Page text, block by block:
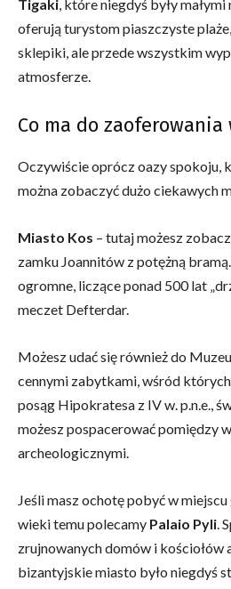
Tigaki , które niegdyś były
oferują turystom piaszczyste
sklepiki, ale przede wszystkim
atmosferze.
Co ma do zaoferowania
Oczywiście oprócz oazy spokoju,
można zobaczyć dużo ciekawych
Miasto Kos – tutaj możesz
zamku Joannitów z potężną
ogromne, liczące ponad 500 lat
meczet Defterdar.
Możesz udać się również do
cennymi zabytkami, wśród
posąg Hipokratesa z IV w. p.n.e.,
możesz pospacerować pomiędzy
archeologicznymi.
Jeśli masz ochotę pobyć w
wieki temu polecamy Palaio Pyli .
zrujnowanych domów i kościołów
bizantyjskie miasto było niegdyś